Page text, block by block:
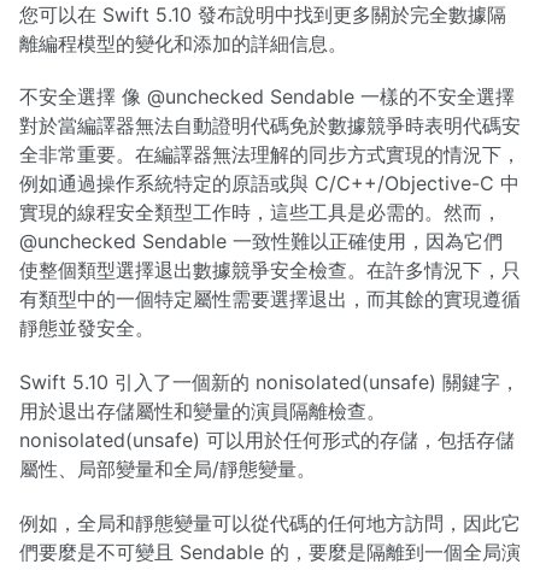
您可以在 Swift 5.10 發布說明中找到更多關於完全數據隔
離編程模型的變化和添加的詳細信息。
不安全選擇 像 @unchecked Sendable 一樣的不安全選擇
對於當編譯器無法自動證明代碼免於數據競爭時表明代碼安
全非常重要。在編譯器無法理解的同步方式實現的情況下，
例如通過操作系統特定的原語或與 C/C++/Objective-C 中
實現的線程安全類型工作時，這些工具是必需的。然而，
@unchecked Sendable 一致性難以正確使用，因為它們
使整個類型選擇退出數據競爭安全檢查。在許多情況下，只
有類型中的一個特定屬性需要選擇退出，而其餘的實現遵循
靜態並發安全。
Swift 5.10 引入了一個新的 nonisolated(unsafe) 關鍵字，
用於退出存儲屬性和變量的演員隔離檢查。
nonisolated(unsafe) 可以用於任何形式的存儲，包括存儲
屬性、局部變量和全局/靜態變量。
例如，全局和靜態變量可以從代碼的任何地方訪問，因此它
們要麼是不可變且 Sendable 的，要麼是隔離到一個全局演